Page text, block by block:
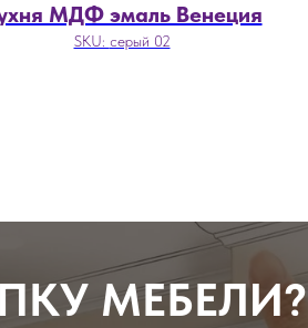
МДФ эмаль Венеция
SKU: серый 02
МЕБЕЛИ?